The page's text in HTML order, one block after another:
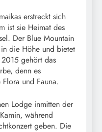
erstreckt sich
ist sie Heimat des
Der Blue Mountain
die Höhe und bietet
gehört das
denn es
und Fauna.
Lodge inmitten der
während
geben. Die